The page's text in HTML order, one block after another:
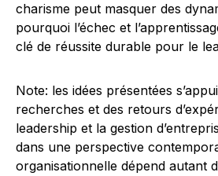
charisme peut masquer des
pourquoi l’échec et
clé de réussite durable pour le
Note: les idées présentées
recherches et des retours
leadership et la gestion
dans une perspective
organisationnelle dépend autant